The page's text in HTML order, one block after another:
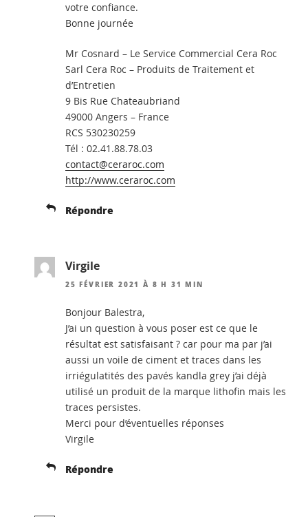
votre confiance.
Bonne journée
Mr Cosnard – Le Service Commercial Cera Roc
Sarl Cera Roc – Produits de Traitement et
d’Entretien
9 Bis Rue Chateaubriand
49000 Angers – France
RCS 530230259
Tél : 02.41.88.78.03
contact@ceraroc.com
http://www.ceraroc.com
Répondre
Virgile
25 FÉVRIER 2021 À 8 H 31 MIN
Bonjour Balestra,
J’ai un question à vous poser est ce que le
résultat est satisfaisant ? car pour ma par j’ai
aussi un voile de ciment et traces dans les
irriégulatités des pavés kandla grey j’ai déjà
utilisé un produit de la marque lithofin mais les
traces persistes.
Merci pour d’éventuelles réponses
Virgile
Répondre